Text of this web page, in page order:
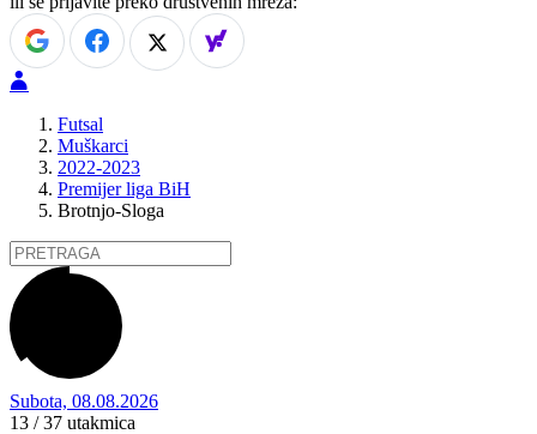
Futsal
Muškarci
2022-2023
Premijer liga BiH
Brotnjo-Sloga
Subota, 08.08.2026
13 / 37 utakmica